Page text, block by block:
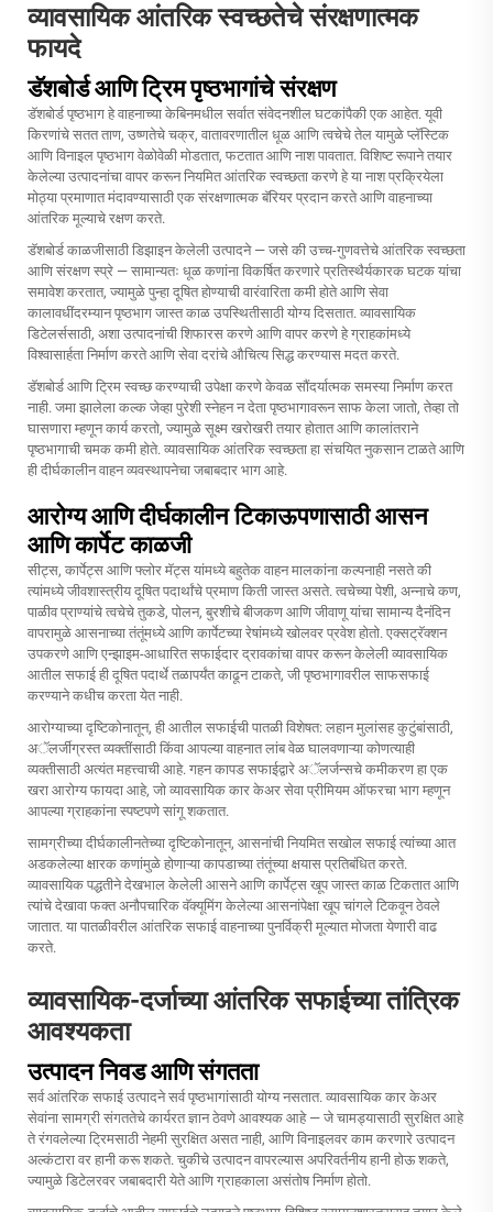
व्यावसायिक आंतरिक स्वच्छतेचे संरक्षणात्मक
फायदे
डॅशबोर्ड आणि ट्रिम पृष्ठभागांचे संरक्षण
डॅशबोर्ड पृष्ठभाग हे वाहनाच्या केबिनमधील सर्वात संवेदनशील घटकांपैकी एक आहेत. यूवी
किरणांचे सतत ताण, उष्णतेचे चक्र, वातावरणातील धूळ आणि त्वचेचे तेल यामुळे प्लॅस्टिक
आणि विनाइल पृष्ठभाग वेळोवेळी मोडतात, फटतात आणि नाश पावतात. विशिष्ट रूपाने तयार
केलेल्या उत्पादनांचा वापर करून नियमित आंतरिक स्वच्छता करणे हे या नाश प्रक्रियेला
मोठ्या प्रमाणात मंदावण्यासाठी एक संरक्षणात्मक बॅरियर प्रदान करते आणि वाहनाच्या
आंतरिक मूल्याचे रक्षण करते.
डॅशबोर्ड काळजीसाठी डिझाइन केलेली उत्पादने — जसे की उच्च-गुणवत्तेचेआंतरिक स्वच्छता
आणि संरक्षण स्प्रे — सामान्यतः धूळ कणांना विकर्षित करणारे प्रतिस्थैर्यकारक घटक यांचा
समावेश करतात, ज्यामुळे पुन्हा दूषित होण्याची वारंवारिता कमी होते आणि सेवा
कालावधींदरम्यान पृष्ठभाग जास्त काळ उपस्थितीसाठी योग्य दिसतात. व्यावसायिक
डिटेलर्ससाठी, अशा उत्पादनांची शिफारस करणे आणि वापर करणे हे ग्राहकांमध्ये
विश्वासार्हता निर्माण करते आणि सेवा दरांचे औचित्य सिद्ध करण्यास मदत करते.
डॅशबोर्ड आणि ट्रिम स्वच्छ करण्याची उपेक्षा करणे केवळ सौंदर्यात्मक समस्या निर्माण करत
नाही. जमा झालेला कल्क जेव्हा पुरेशी स्नेहन न देता पृष्ठभागावरून साफ केला जातो, तेव्हा तो
घासणारा म्हणून कार्य करतो, ज्यामुळे सूक्ष्म खरोखरी तयार होतात आणि कालांतराने
पृष्ठभागाची चमक कमी होते. व्यावसायिक आंतरिक स्वच्छता हा संचयित नुकसान टाळते आणि
ही दीर्घकालीन वाहन व्यवस्थापनेचा जबाबदार भाग आहे.
आरोग्य आणि दीर्घकालीन टिकाऊपणासाठी आसन
आणि कार्पेट काळजी
सीट्स, कार्पेट्स आणि फ्लोर मॅट्स यांमध्ये बहुतेक वाहन मालकांना कल्पनाही नसते की
त्यांमध्ये जीवशास्त्रीय दूषित पदार्थांचे प्रमाण किती जास्त असते. त्वचेच्या पेशी, अन्नाचे कण,
पाळीव प्राण्यांचे त्वचेचे तुकडे, पोलन, बुरशीचे बीजकण आणि जीवाणू यांचा सामान्य दैनंदिन
वापरामुळे आसनाच्या तंतूंमध्ये आणि कार्पेटच्या रेषांमध्ये खोलवर प्रवेश होतो. एक्सट्रॅक्शन
उपकरणे आणि एन्झाइम-आधारित सफाईदार द्रावकांचा वापर करून केलेली व्यावसायिक
आतील सफाई ही दूषित पदार्थे तळापर्यंत काढून टाकते, जी पृष्ठभागावरील साफसफाई
करण्याने कधीच करता येत नाही.
आरोग्याच्या दृष्टिकोनातून, ही आतील सफाईची पातळी विशेषत: लहान मुलांसह कुटुंबांसाठी,
अॅलर्जीग्रस्त व्यक्तींसाठी किंवा आपल्या वाहनात लांब वेळ घालवणाऱ्या कोणत्याही
व्यक्तीसाठी अत्यंत महत्त्वाची आहे. गहन कापड सफाईद्वारे अॅलर्जन्सचे कमीकरण हा एक
खरा आरोग्य फायदा आहे, जो व्यावसायिक कार केअर सेवा प्रीमियम ऑफरचा भाग म्हणून
आपल्या ग्राहकांना स्पष्टपणे सांगू शकतात.
सामग्रीच्या दीर्घकालीनतेच्या दृष्टिकोनातून, आसनांची नियमित सखोल सफाई त्यांच्या आत
अडकलेल्या क्षारक कणांमुळे होणाऱ्या कापडाच्या तंतूंच्या क्षयास प्रतिबंधित करते.
व्यावसायिक पद्धतीने देखभाल केलेली आसने आणि कार्पेट्स खूप जास्त काळ टिकतात आणि
त्यांचे देखावा फक्त अनौपचारिक वॅक्यूमिंग केलेल्या आसनांपेक्षा खूप चांगले टिकवून ठेवले
जातात. या पातळीवरील आंतरिक सफाई वाहनाच्या पुनर्विक्री मूल्यात मोजता येणारी वाढ
करते.
व्यावसायिक-दर्जाच्या आंतरिक सफाईच्या तांत्रिक
आवश्यकता
उत्पादन निवड आणि संगतता
सर्व आंतरिक सफाई उत्पादने सर्व पृष्ठभागांसाठी योग्य नसतात. व्यावसायिक कार केअर
सेवांना सामग्री संगततेचे कार्यरत ज्ञान ठेवणे आवश्यक आहे — जे चामड्यासाठी सुरक्षित आहे
ते रंगवलेल्या ट्रिमसाठी नेहमी सुरक्षित असत नाही, आणि विनाइलवर काम करणारे उत्पादन
अल्कंटारा वर हानी करू शकते. चुकीचे उत्पादन वापरल्यास अपरिवर्तनीय हानी होऊ शकते,
ज्यामुळे डिटेलरवर जबाबदारी येते आणि ग्राहकाला असंतोष निर्माण होतो.